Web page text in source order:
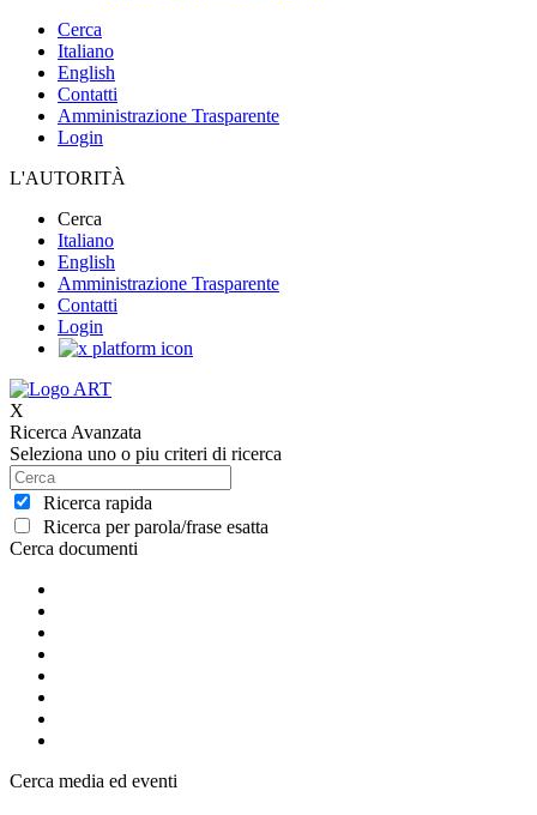
Cerca
Italiano
English
Contatti
Amministrazione Trasparente
Login
L'AUTORITÀ
Cerca
Italiano
English
Amministrazione Trasparente
Contatti
Login
X
Ricerca Avanzata
Seleziona uno o piu criteri di ricerca
Ricerca rapida
Ricerca per parola/frase esatta
Cerca documenti
Cerca media ed eventi